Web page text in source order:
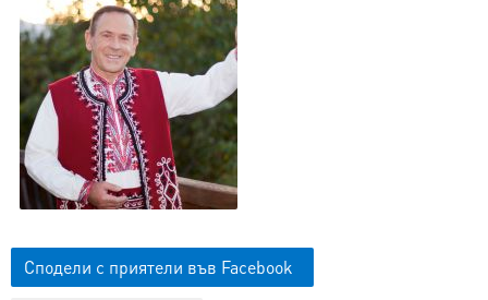
Сподели с приятели във Facebook